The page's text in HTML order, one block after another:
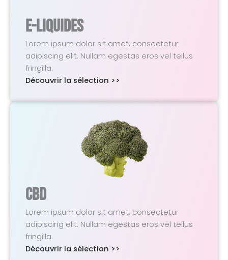
E-Liquides
Lorem ipsum dolor sit amet, consectetur
adipiscing elit. Nullam egestas eros vel tellus
fringilla.
Découvrir la sélection >>
CBD
Lorem ipsum dolor sit amet, consectetur
adipiscing elit. Nullam egestas eros vel tellus
fringilla.
Découvrir la sélection >>